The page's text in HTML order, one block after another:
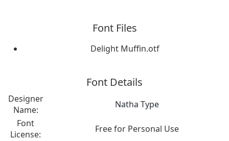
Font Files
Delight Muffin.otf
Font Details
Designer
Name:
Natha Type
Font
License:
Free for Personal Use